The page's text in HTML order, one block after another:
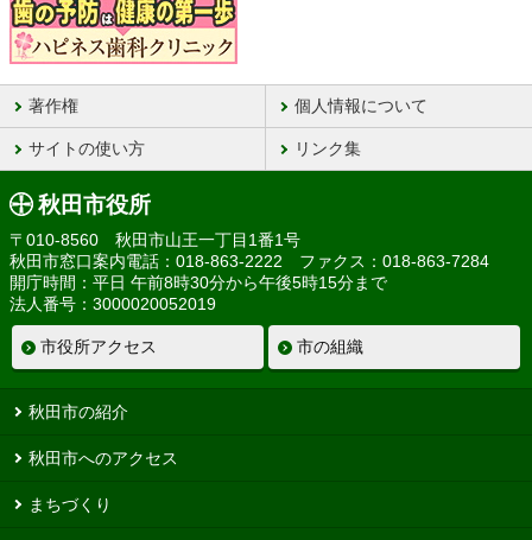
著作権 個人情報について
サイトの使い方 リンク集
秋田市役所
〒010-8560 秋田市山王一丁目1番1号
秋田市窓口案内電話：018-863-2222 ファクス：018-863-7284
開庁時間：平日 午前8時30分から午後5時15分まで
法人番号：3000020052019
市役所アクセス 市の組織
秋田市の紹介
秋田市へのアクセス
まちづくり